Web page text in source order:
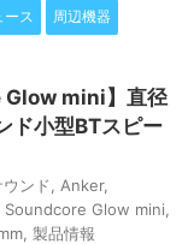
ース 周辺機器
Glow mini】直径
ド小型BTスピー
ンド Anker,
Soundcore Glow mini
製品情報